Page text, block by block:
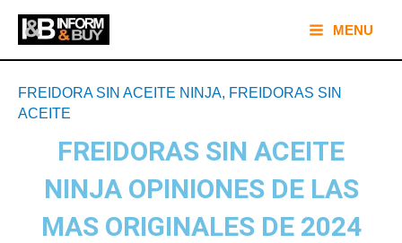
contenido
Main
Menu
MENU
FREIDORA SIN ACEITE NINJA, FREIDORAS SIN
ACEITE
FREIDORAS SIN ACEITE
NINJA OPINIONES DE LAS
MAS ORIGINALES DE 2024
de